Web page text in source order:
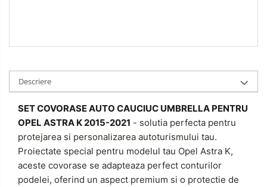
Descriere
SET COVORASE AUTO CAUCIUC UMBRELLA PENTRU
OPEL ASTRA K 2015-2021 - solutia perfecta pentru
protejarea si personalizarea autoturismului tau.
Proiectate special pentru modelul tau Opel Astra K,
aceste covorase se adapteaza perfect conturilor
podelei, oferind un aspect premium si o protectie de